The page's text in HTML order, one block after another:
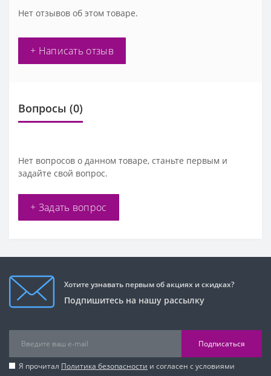
Нет отзывов об этом товаре.
+ Написать отзыв
Вопросы (0)
Нет вопросов о данном товаре, станьте первым и
задайте свой вопрос.
+ Задать вопрос
Хотите узнавать первым об акциях и скидках?
Подпишитесь на нашу рассылку
Подписаться
Я прочитал Политика безопасности и согласен с условиями